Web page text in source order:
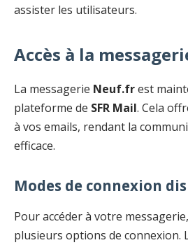
assister les utilisateurs.
Accès à la
La messagerie Neuf.frest
plateforme de SFR Mail. Cela
à vos emails, rendant la
efficace.
Modes de connexion
Pour accéder à votre
plusieurs options de connexion.